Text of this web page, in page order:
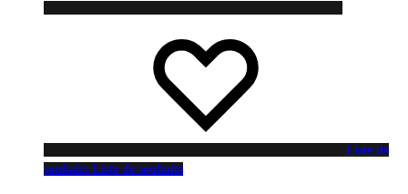
Liste de
souhaits Liste de souhaits